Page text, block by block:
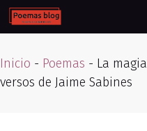
Skip
to
Inicio - Poemas - La
versos de Jaime Sabines